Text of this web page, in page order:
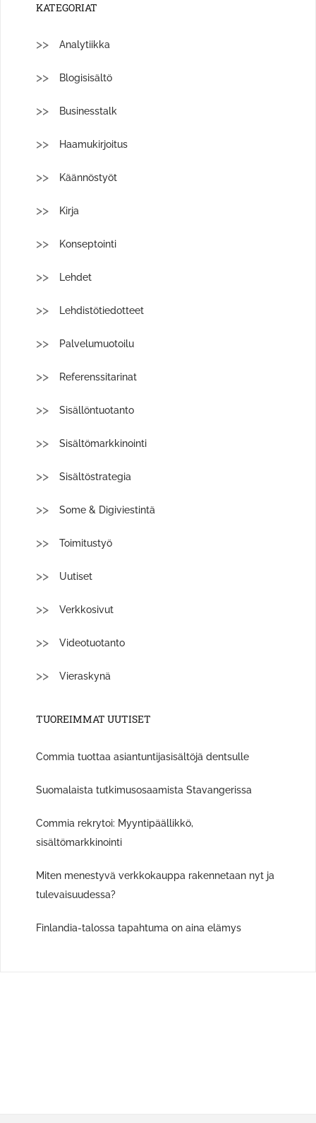
KATEGORIAT
Analytiikka
Blogisisältö
Businesstalk
Haamukirjoitus
Käännöstyöt
Kirja
Konseptointi
Lehdet
Lehdistötiedotteet
Palvelumuotoilu
Referenssitarinat
Sisällöntuotanto
Sisältömarkkinointi
Sisältöstrategia
Some & Digiviestintä
Toimitustyö
Uutiset
Verkkosivut
Videotuotanto
Vieraskynä
TUOREIMMAT UUTISET
Commia tuottaa asiantuntijasisältöjä dentsulle
Suomalaista tutkimusosaamista Stavangerissa
Commia rekrytoi: Myyntipäällikkö,
sisältömarkkinointi
Miten menestyvä verkkokauppa rakennetaan nyt ja
tulevaisuudessa?
Finlandia-talossa tapahtuma on aina elämys